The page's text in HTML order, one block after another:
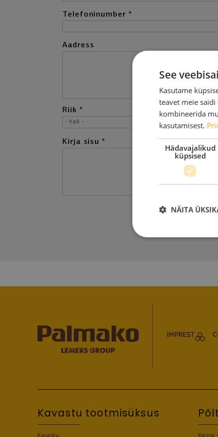
Telefoninumber
Aadress
Riik
- Vali -
Kirja sisu
Kavastu tootmisüksus
Kavastu
See
Kasutame
teavet meie
kombineerida
kasutamisest.
Hädavajalikud
küpsised
NÄITA